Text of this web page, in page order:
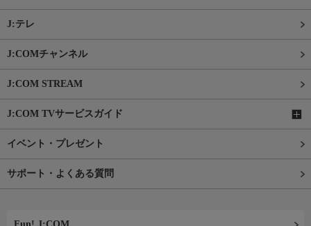
J:テレ
J:COMチャンネル
J:COM STREAM
J:COM TVサービスガイド
イベント・プレゼント
サポート・よくある質問